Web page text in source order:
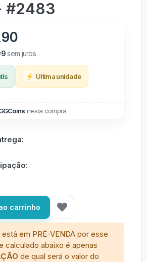
#2483
sem juros
⚡ Última unidade
nesta compra
carrinho
em PRÉ-VENDA por esse
calculado abaixo é apenas
de qual será o valor do